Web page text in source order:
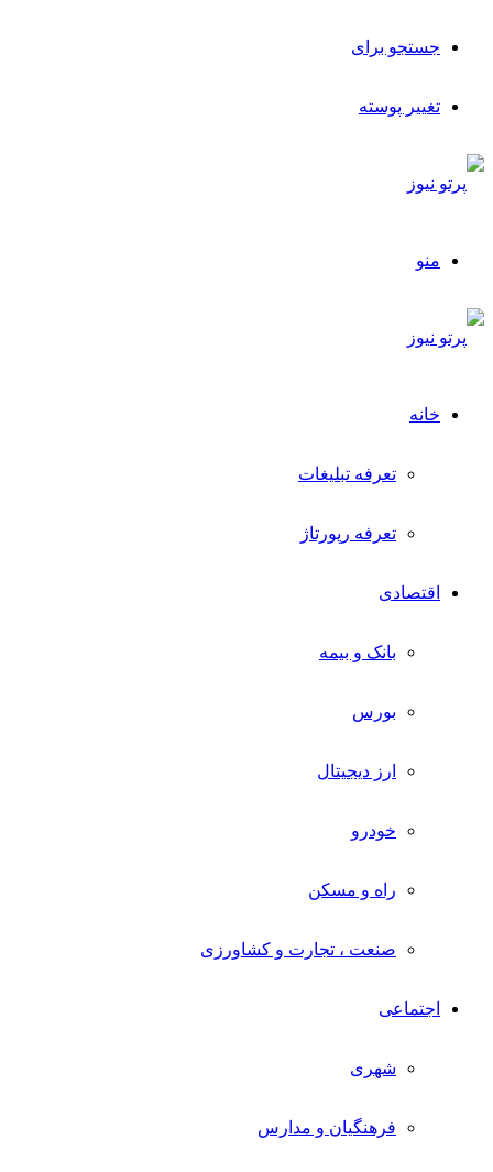
جستجو برای
تغییر پوسته
منو
خانه
تعرفه تبلیغات
تعرفه رپورتاژ
اقتصادی
بانک و بیمه
بورس
ارز دیجیتال
خودرو
راه و مسکن
صنعت ، تجارت و کشاورزی
اجتماعی
شهری
فرهنگیان و مدارس